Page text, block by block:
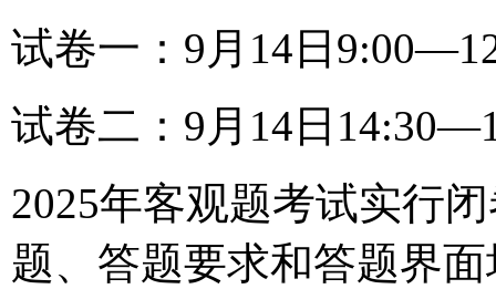
试卷一：9月14日
试卷二：9月14日
2025年客观题考试实行
题、答题要求和答题界